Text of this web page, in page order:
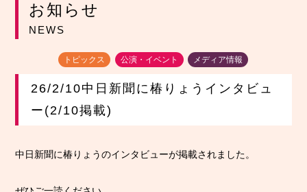
お知らせ
NEWS
トピックス 公演・イベント メディア情報
26/2/10中日新聞に椿りょうインタビュ
ー(2/10掲載)
中日新聞に椿りょうのインタビューが掲載されました。